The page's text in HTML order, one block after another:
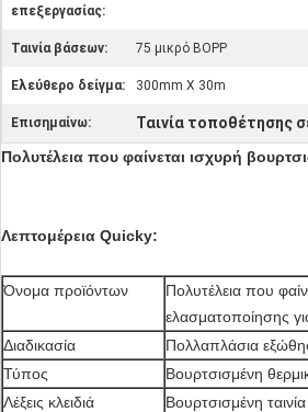
επεξεργασίας:
Ταινία βάσεων: 75 μικρό BOPP
Ελεύθερο δείγμα: 300mm X 30m
Επισημαίνω: Ταινία τοποθέτησης
Πολυτέλεια που φαίνεται ισχυρή
Λεπτομέρεια Quicky:
Όνομα προϊόντων
Πολυτέλεια που
ελασματοποίησης
Διαδικασία
Πολλαπλάσια
Τύπος
Βουρτσισμένη
Λέξεις κλειδιά
Βουρτσισμένη